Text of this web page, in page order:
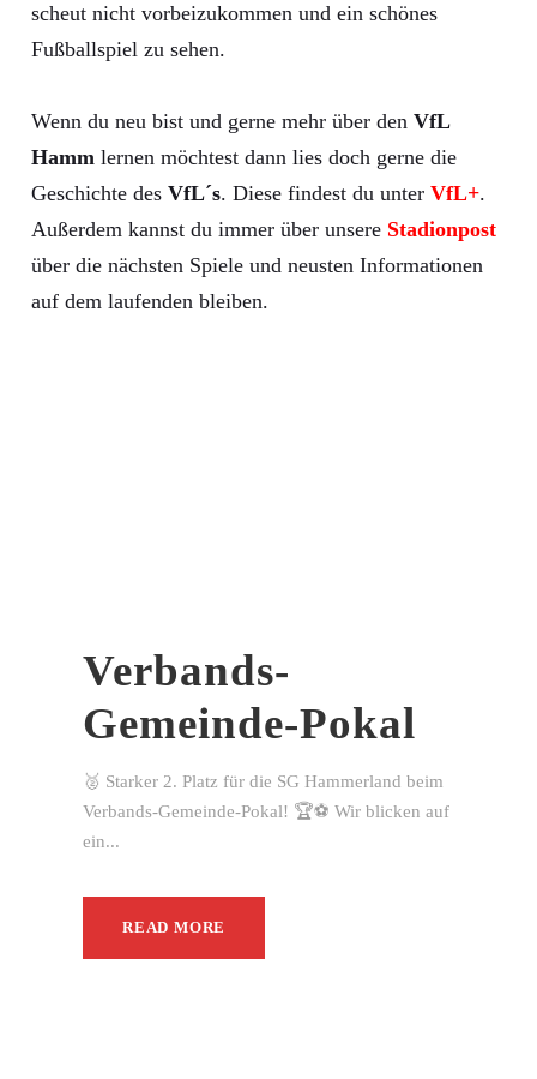
scheut nicht vorbeizukommen und ein schönes
Fußballspiel zu sehen.
Wenn du neu bist und gerne mehr über den VfL
Hamm lernen möchtest dann lies doch gerne die
Geschichte des VfL´s. Diese findest du unter VfL+.
Außerdem kannst du immer über unsere Stadionpost
über die nächsten Spiele und neusten Informationen
auf dem laufenden bleiben.
Verbands-
Gemeinde-Pokal
🥈 Starker 2. Platz für die SG Hammerland beim
Verbands-Gemeinde-Pokal! 🏆⚽ Wir blicken auf
ein...
READ MORE